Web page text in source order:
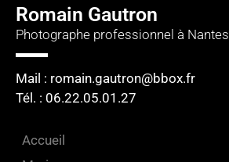
Romain Gautron
Photographe professionnel à Nantes
Mail : romain.gautron@bbox.fr
Tél. : 06.22.05.01.27​
Accueil